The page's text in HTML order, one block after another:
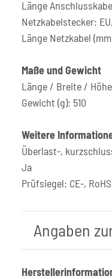
Länge
Netzkabelstecker:
Länge Netzkabel
Maße und Gewicht
Länge / Breite /
Gewicht (g): 510
Weitere
Überlast-,
Ja
Prüfsiegel: CE-,
Angaben